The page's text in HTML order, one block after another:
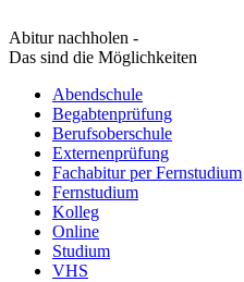
Abitur nachholen -
Das sind die Möglichkeiten
Abendschule
Begabtenprüfung
Berufsoberschule
Externenprüfung
Fachabitur per Fernstudium
Fernstudium
Kolleg
Online
Studium
VHS